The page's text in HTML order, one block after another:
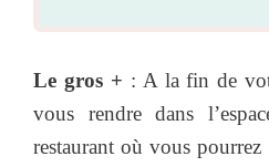
Le gros + : A la fin de
vous rendre dans
restaurant où vous